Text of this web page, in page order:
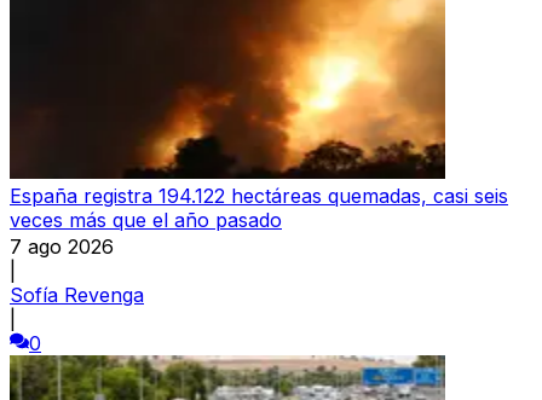
España registra 194.122 hectáreas quemadas, casi seis
veces más que el año pasado
7 ago 2026
Sofía Revenga
0